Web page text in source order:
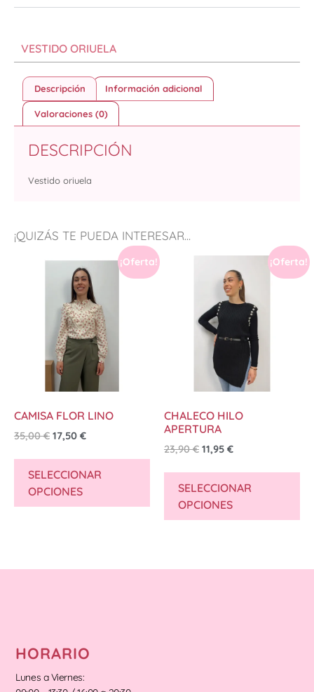
¡QUIZÁS TE PUEDA INTERESAR...
¡Oferta!
CAMISA FLOR LINO
35,00€ 17,50 €
SELECCIONAR
OPCIONES
¡Oferta!
CHALECO HILO
APERTURA
23,90€ 11,95 €
SELECCIONAR
OPCIONES
VESTIDO ORIUELA
Descripción Información adicional
Valoraciones (0)
DESCRIPCIÓN
Vestido oriuela
HORARIO
Lunes a Viernes: